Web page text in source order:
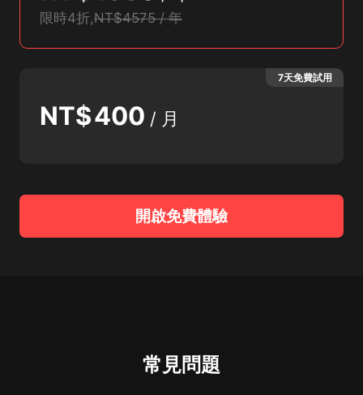
限時4折,NT$4575 / 年
NT$400 / 月
7天免費試用
開啟免費體驗
常見問題